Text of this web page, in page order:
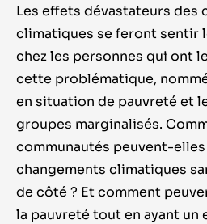
Les effets dévastateurs des
climatiques se feront sentir
chez les personnes qui ont
cette problématique,
en situation de pauvreté et
groupes marginalisés.
communautés peuvent-elles
changements climatiques
de côté ? Et comment
la pauvreté tout en ayant